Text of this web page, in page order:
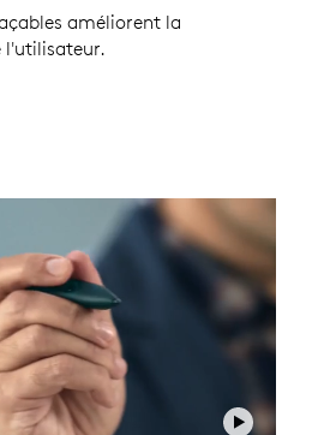
améliorent la
l'utilisateur.